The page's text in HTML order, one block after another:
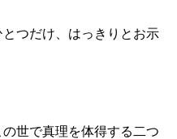
つだけ、はっきりとお示
の世で真理を体得する二つ